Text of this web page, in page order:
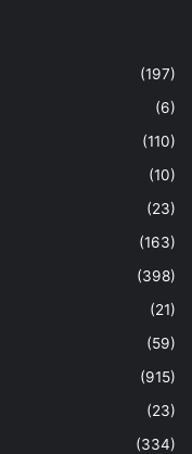
(197)
(6)
(110)
(10)
(23)
(163)
(398)
(21)
(59)
(915)
(23)
(334)